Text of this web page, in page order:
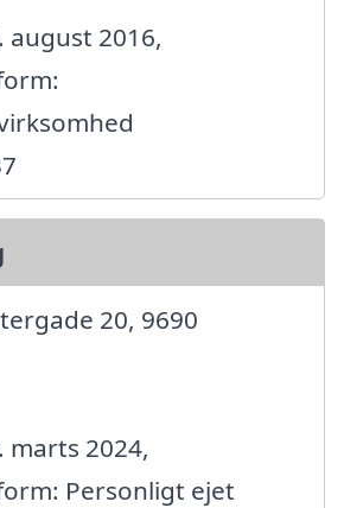
august 2016,
20, 9690
marts 2024,
Personligt ejet